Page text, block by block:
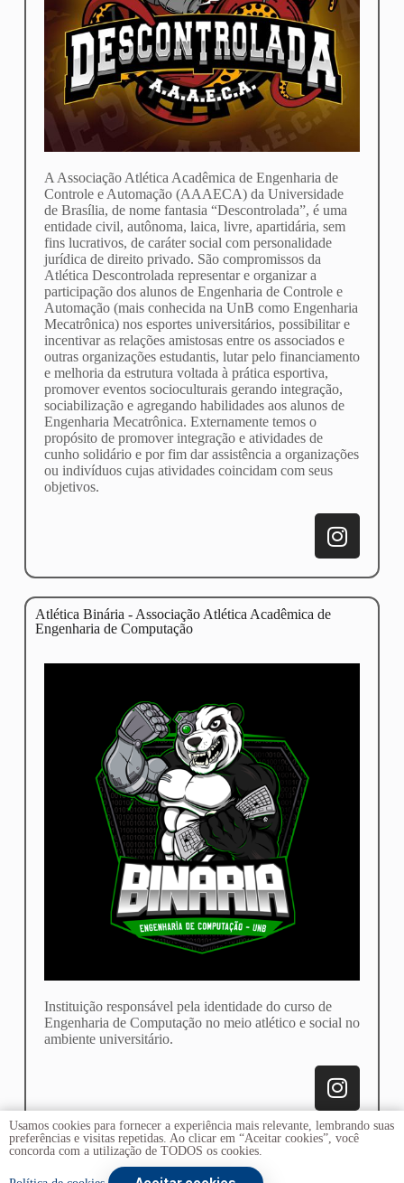
A Associação Atlética Acadêmica de Engenharia de
Controle e Automação (AAAECA) da Universidade
de Brasília, de nome fantasia “Descontrolada”, é uma
entidade civil, autônoma, laica, livre, apartidária, sem
fins lucrativos, de caráter social com personalidade
jurídica de direito privado. São compromissos da
Atlética Descontrolada representar e organizar a
participação dos alunos de Engenharia de Controle e
Automação (mais conhecida na UnB como Engenharia
Mecatrônica) nos esportes universitários, possibilitar e
incentivar as relações amistosas entre os associados e
outras organizações estudantis, lutar pelo financiamento
e melhoria da estrutura voltada à prática esportiva,
promover eventos socioculturais gerando integração,
sociabilização e agregando habilidades aos alunos de
Engenharia Mecatrônica. Externamente temos o
propósito de promover integração e atividades de
cunho solidário e por fim dar assistência a organizações
ou indivíduos cujas atividades coincidam com seus
objetivos.
Atlética Binária - Associação Atlética Acadêmica de
Engenharia de Computação
Instituição responsável pela identidade do curso de
Engenharia de Computação no meio atlético e social no
ambiente universitário.
Usamos cookies para fornecer a experiência mais relevante, lembrando suas
preferências e visitas repetidas. Ao clicar em “Aceitar cookies”, você
concorda com a utilização de TODOS os cookies.